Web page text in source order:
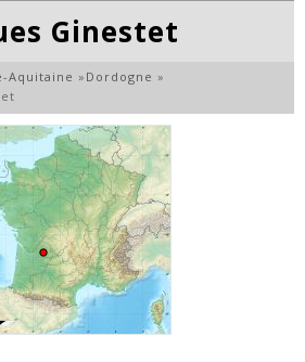
Ginestet
Aquitaine » Dordogne »